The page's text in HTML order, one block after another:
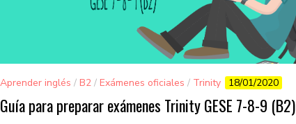
Aprender inglés / B2 / Exámenes oficiales / Trinity 18/01/2020
Guía para preparar exámenes Trinity GESE 7-8-9 (B2)